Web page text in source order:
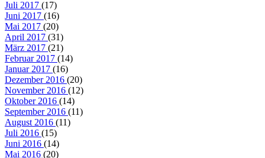
Juli 2017 (17)
Juni 2017 (16)
Mai 2017 (20)
April 2017 (31)
März 2017 (21)
Februar 2017 (14)
Januar 2017 (16)
Dezember 2016 (20)
November 2016 (12)
Oktober 2016 (14)
September 2016 (11)
August 2016 (11)
Juli 2016 (15)
Juni 2016 (14)
Mai 2016 (20)